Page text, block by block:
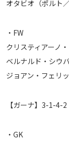
オタビオ（ポルト
・FW
クリスティアーノ
ベルナルド・シウ
ジョアン・フェリ
【ガーナ】3-1-4-2
・GK